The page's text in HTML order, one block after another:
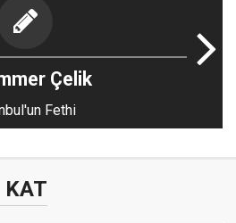
Çelik
Fethi
KAT